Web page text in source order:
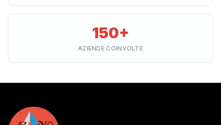
150+
AZIENDE COINVOLTE